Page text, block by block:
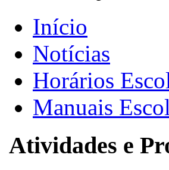
Início
Notícias
Horários
Manuais
Atividades e